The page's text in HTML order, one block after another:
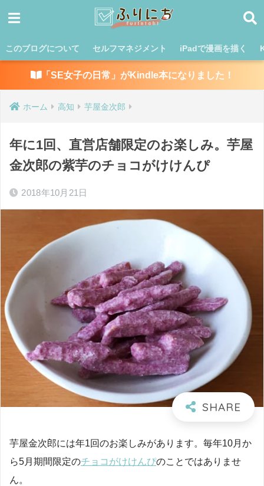
このブログについて セルフマネジメント iPadで漫画を描く
「SE女子の日常」がKindle本になりました！
ホーム 高知 芋屋金次郎
年に1回、直営店舗限定のお楽しみ。芋屋
金次郎の紫芋のチョコがけけんぴ
2018年10月21日
芋屋金次郎には年1回のお楽しみがあります。毎年10月か
ら5月期間限定のチョコがけけんぴのことではありませ
ん。